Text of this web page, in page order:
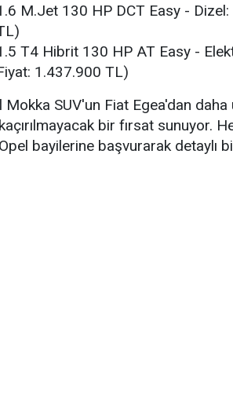
M.Jet 130 HP DCT Easy -
T4 Hibrit 130 HP AT Easy -
1.437.900 TL)
Mokka SUV'un Fiat Egea'dan daha
bir fırsat sunuyor.
bayilerine başvurarak detaylı